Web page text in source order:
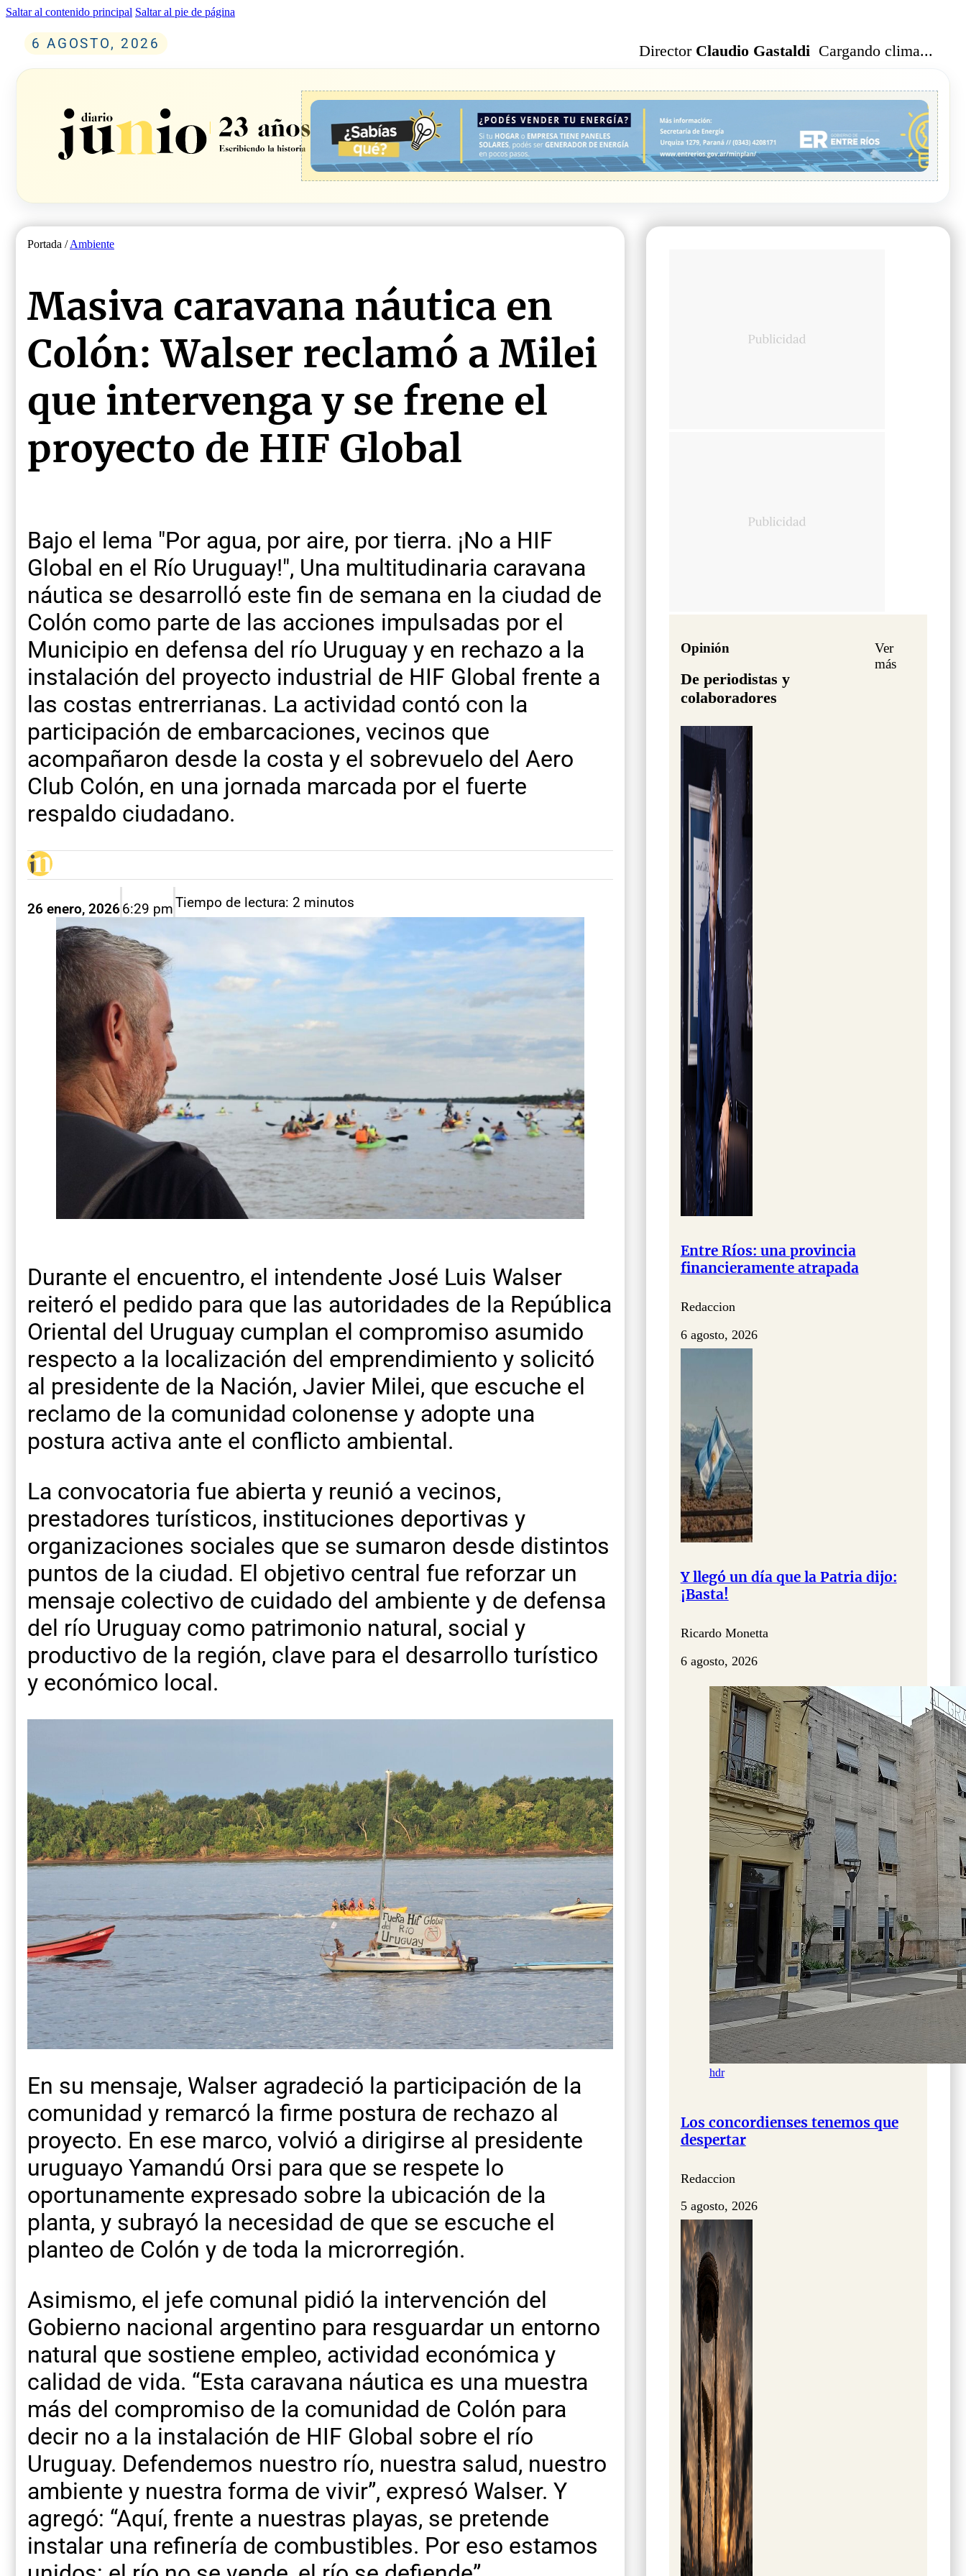
Saltar al contenido principal Saltar al pie de página
6 AGOSTO, 2026 Director Claudio Gastaldi Cargando clima...
Portada /Ambiente
Masiva caravana náutica en
Colón: Walser reclamó a Milei
que intervenga y se frene el
proyecto de HIF Global
Bajo el lema "Por agua, por aire, por tierra. ¡No a HIF
Global en el Río Uruguay!", Una multitudinaria caravana
náutica se desarrolló este fin de semana en la ciudad de
Colón como parte de las acciones impulsadas por el
Municipio en defensa del río Uruguay y en rechazo a la
instalación del proyecto industrial de HIF Global frente a
las costas entrerrianas. La actividad contó con la
participación de embarcaciones, vecinos que
acompañaron desde la costa y el sobrevuelo del Aero
Club Colón, en una jornada marcada por el fuerte
respaldo ciudadano.
26 enero, 20266:29 pmTiempo de lectura: 2 minutos
Durante el encuentro, el intendente José Luis Walser
reiteró el pedido para que las autoridades de la República
Oriental del Uruguay cumplan el compromiso asumido
respecto a la localización del emprendimiento y solicitó
al presidente de la Nación, Javier Milei, que escuche el
reclamo de la comunidad colonense y adopte una
postura activa ante el conflicto ambiental.
La convocatoria fue abierta y reunió a vecinos,
prestadores turísticos, instituciones deportivas y
organizaciones sociales que se sumaron desde distintos
puntos de la ciudad. El objetivo central fue reforzar un
mensaje colectivo de cuidado del ambiente y de defensa
del río Uruguay como patrimonio natural, social y
productivo de la región, clave para el desarrollo turístico
y económico local.
En su mensaje, Walser agradeció la participación de la
comunidad y remarcó la firme postura de rechazo al
proyecto. En ese marco, volvió a dirigirse al presidente
uruguayo Yamandú Orsi para que se respete lo
oportunamente expresado sobre la ubicación de la
planta, y subrayó la necesidad de que se escuche el
planteo de Colón y de toda la microrregión.
Asimismo, el jefe comunal pidió la intervención del
Gobierno nacional argentino para resguardar un entorno
natural que sostiene empleo, actividad económica y
calidad de vida. “Esta caravana náutica es una muestra
más del compromiso de la comunidad de Colón para
decir no a la instalación de HIF Global sobre el río
Uruguay. Defendemos nuestro río, nuestra salud, nuestro
ambiente y nuestra forma de vivir”, expresó Walser. Y
agregó: “Aquí, frente a nuestras playas, se pretende
instalar una refinería de combustibles. Por eso estamos
Opinión
De periodistas y
colaboradores
Ver
más
Entre Ríos: una provincia
financieramente atrapada
Redaccion
6 agosto, 2026
Y llegó un día que la Patria dijo:
¡Basta!
Ricardo Monetta
6 agosto, 2026
hdr
Los concordienses tenemos que
despertar
Redaccion
5 agosto, 2026